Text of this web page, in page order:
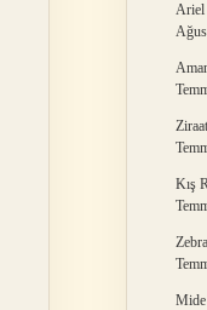
Ariel
Kış